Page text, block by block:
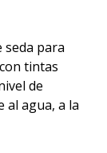
seda para
tintas
de
al agua, a la